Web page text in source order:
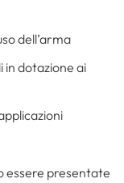
dell’arma
in dotazione ai
essere presentate